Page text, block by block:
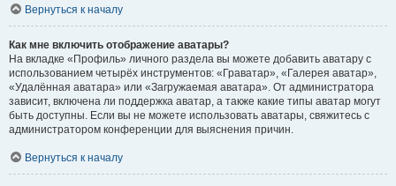
Вернуться к началу
Как мне включить отображение аватары?
На вкладке «Профиль» личного раздела вы можете добавить аватару с
использованием четырёх инструментов: «Граватар», «Галерея аватар»,
«Удалённая аватара» или «Загружаемая аватара». От администратора
зависит, включена ли поддержка аватар, а также какие типы аватар могут
быть доступны. Если вы не можете использовать аватары, свяжитесь с
администратором конференции для выяснения причин.
Вернуться к началу